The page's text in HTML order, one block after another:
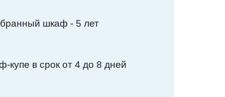
шкаф - 5 лет
купе в срок от 4 до 8 дней